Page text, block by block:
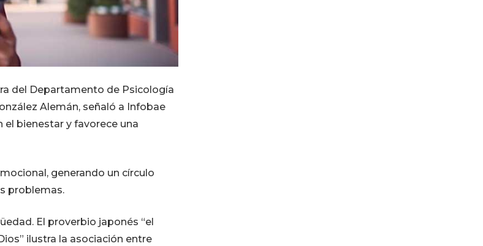
del Departamento de Psicología
Alemán, señaló a Infobae
el bienestar y favorece una
generando un círculo
problemas.
El proverbio japonés “el
ilustra la asociación entre